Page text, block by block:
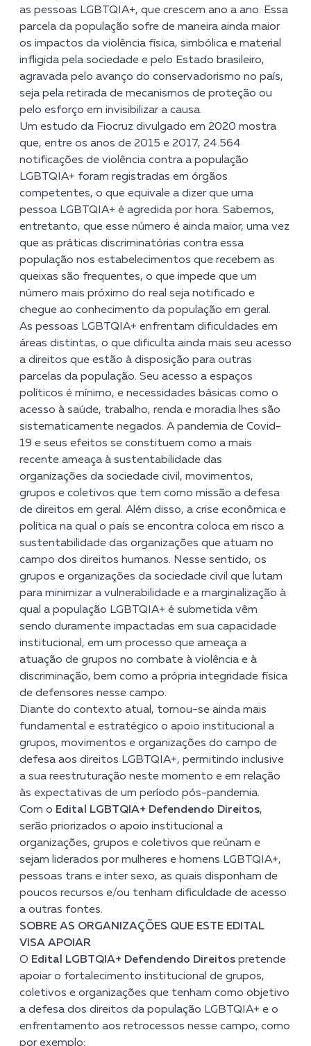
as pessoas LGBTQIA+, que crescem ano a ano. Essa
parcela da população sofre de maneira ainda maior
os impactos da violência física, simbólica e material
infligida pela sociedade e pelo Estado brasileiro,
agravada pelo avanço do conservadorismo no país,
seja pela retirada de mecanismos de proteção ou
pelo esforço em invisibilizar a causa.
Um estudo da Fiocruz divulgado em 2020 mostra
que, entre os anos de 2015 e 2017, 24.564
notificações de violência contra a população
LGBTQIA+ foram registradas em órgãos
competentes, o que equivale a dizer que uma
pessoa LGBTQIA+ é agredida por hora. Sabemos,
entretanto, que esse número é ainda maior, uma vez
que as práticas discriminatórias contra essa
população nos estabelecimentos que recebem as
queixas são frequentes, o que impede que um
número mais próximo do real seja notificado e
chegue ao conhecimento da população em geral.
As pessoas LGBTQIA+ enfrentam dificuldades em
áreas distintas, o que dificulta ainda mais seu acesso
a direitos que estão à disposição para outras
parcelas da população. Seu acesso a espaços
políticos é mínimo, e necessidades básicas como o
acesso à saúde, trabalho, renda e moradia lhes são
sistematicamente negados. A pandemia de Covid-
19 e seus efeitos se constituem como a mais
recente ameaça à sustentabilidade das
organizações da sociedade civil, movimentos,
grupos e coletivos que tem como missão a defesa
de direitos em geral. Além disso, a crise econômica e
política na qual o país se encontra coloca em risco a
sustentabilidade das organizações que atuam no
campo dos direitos humanos. Nesse sentido, os
grupos e organizações da sociedade civil que lutam
para minimizar a vulnerabilidade e a marginalização à
qual a população LGBTQIA+ é submetida vêm
sendo duramente impactadas em sua capacidade
institucional, em um processo que ameaça a
atuação de grupos no combate à violência e à
discriminação, bem como a própria integridade física
de defensores nesse campo.
Diante do contexto atual, tornou-se ainda mais
fundamental e estratégico o apoio institucional a
grupos, movimentos e organizações do campo de
defesa aos direitos LGBTQIA+, permitindo inclusive
a sua reestruturação neste momento e em relação
às expectativas de um período pós-pandemia.
Com o Edital LGBTQIA+ Defendendo Direitos,
serão priorizados o apoio institucional a
organizações, grupos e coletivos que reúnam e
sejam liderados por mulheres e homens LGBTQIA+,
pessoas trans e inter sexo, as quais disponham de
poucos recursos e/ou tenham dificuldade de acesso
a outras fontes.
SOBRE AS ORGANIZAÇÕES QUE ESTE EDITAL
VISA APOIAR
O Edital LGBTQIA+ Defendendo Direitos pretende
apoiar o fortalecimento institucional de grupos,
coletivos e organizações que tenham como objetivo
a defesa dos direitos da população LGBTQIA+ e o
enfrentamento aos retrocessos nesse campo, como
por exemplo: